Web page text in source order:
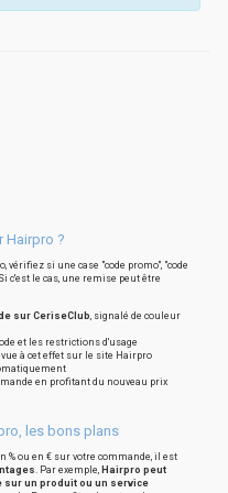
Hairpro ?
si une case "code promo", "code
c'est le cas, une remise peut être
sur CeriseClub, signalé de couleur
et les restrictions d'usage
à cet effet sur le site Hairpro
en profitant du nouveau prix
les bons plans
% ou en € sur votre commande, il est
. Par exemple, Hairpro peut
un produit ou un service